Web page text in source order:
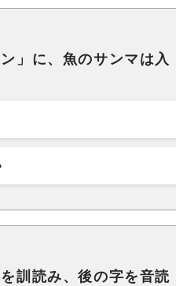
」に、魚のサンマは入
訓読み、後の字を音読